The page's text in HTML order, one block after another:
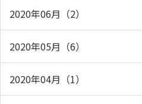
2020年06月（2）
2020年05月（6）
2020年04月（1）